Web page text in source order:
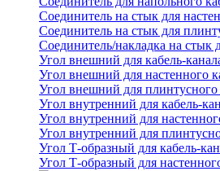
Соединитель на стык для
Соединитель на стык для
Соединитель/накладка на стык
Угол внешний для кабель-
Угол внешний для настенного
Угол внешний для плинтусного
Угол внутренний для кабель-
Угол внутренний для
Угол внутренний для
Угол Т-образный для кабель-
Угол Т-образный для